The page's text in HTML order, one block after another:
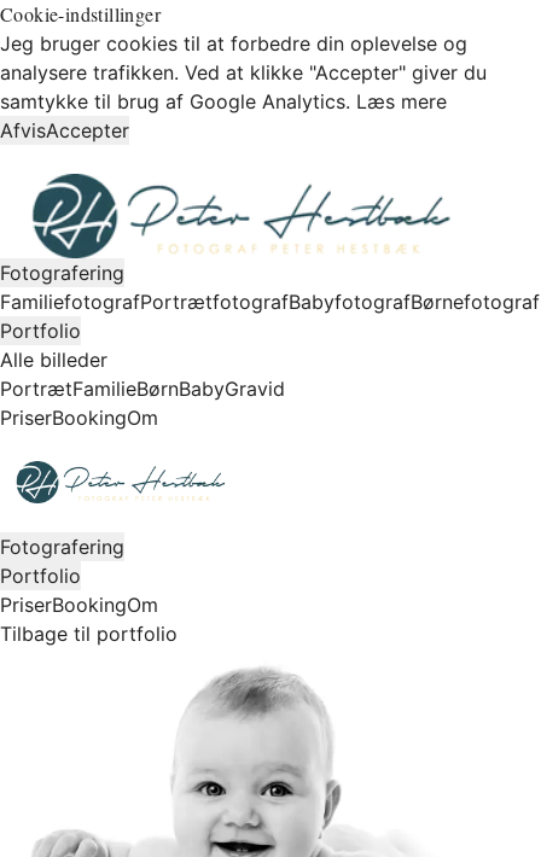
Cookie-indstillinger
Jeg bruger cookies til at forbedre din oplevelse og
analysere trafikken. Ved at klikke "Accepter" giver du
samtykke til brug af Google Analytics. Læs mere
AfvisAccepter
Fotografering
FamiliefotografPortrætfotografBabyfotografBørnefotograf
Portfolio
Alle billeder
PortrætFamilieBørnBabyGravid
PriserBookingOm
Fotografering
Portfolio
PriserBookingOm
Tilbage til portfolio